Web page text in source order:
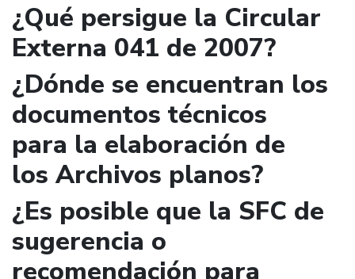
¿Qué persigue la Circular
Externa 041 de 2007?
¿Dónde se encuentran los
documentos técnicos
para la elaboración de
los Archivos planos?
¿Es posible que la SFC de
sugerencia o
recomendación para